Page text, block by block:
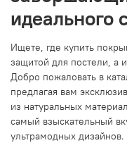
идеального
Ищете, где купить
защитой для постели, а
Добро пожаловать в
предлагая вам
из натуральных
самый взыскательный
ультрамодных